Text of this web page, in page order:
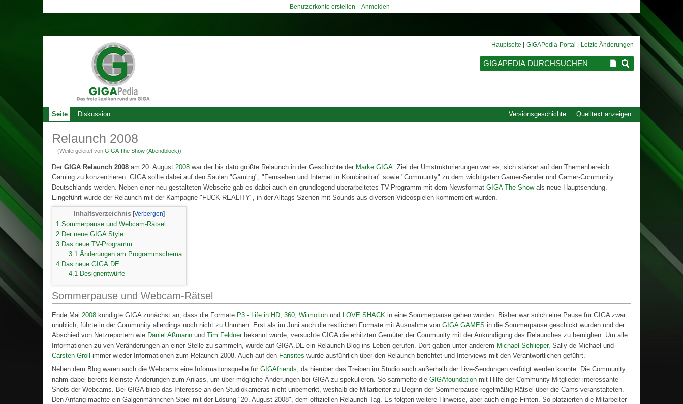
Relaunch 2008
(Weitergeleitet vonGIGA The Show (Abendblock))
Der GIGA Relaunch 2008 am 20. August 2008 war der bis dato größte Relaunch in der Geschichte der Marke GIGA. Ziel der Umstrukturierungen war es, sich stärker auf den Themenbereich
Gaming zu konzentrieren. GIGA sollte dabei auf den Säulen "Gaming", "Fernsehen und Internet in Kombination" sowie "Community" zu dem wichtigsten Gamer-Sender und Gamer-Community
Deutschlands werden. Neben einer neu gestalteten Webseite gab es dabei auch ein grundlegend überarbeitetes TV-Programm mit dem Newsformat GIGA The Showals neue Hauptsendung.
Eingeführt wurde der Relaunch mit der Kampagne "FUCK REALITY", in der Alltags-Szenen mit Sounds aus diversen Videospielen kommentiert wurden.
Inhaltsverzeichnis
1 Sommerpause und Webcam-Rätsel
2 Der neue GIGA Style
3 Das neue TV-Programm
3.1 Änderungen am Programmschema
4 Das neue GIGA.DE
4.1 Designentwürfe
Sommerpause und Webcam-Rätsel
Ende Mai 2008 kündigte GIGA zunächst an, dass die Formate P3 - Life in HD, 360, Wiimotion und LOVE SHACK in eine Sommerpause gehen würden. Bisher war solch eine Pause für GIGA zwar
unüblich, führte in der Community allerdings noch nicht zu Unruhen. Erst als im Juni auch die restlichen Formate mit Ausnahme von GIGA GAMES in die Sommerpause geschickt wurden und der
Abschied von Netzreportern wie Daniel Aßmann und Tim Feldnerbekannt wurde, versuchte GIGA die erhitzten Gemüter der Community mit der Ankündigung des Relaunches zu beruighen. Um alle
Informationen zu ven Veränderungen an einer Stelle zu sammeln, wurde auf GIGA.DE ein Relaunch-Blog ins Leben gerufen. Dort gaben unter anderem Michael Schlieper, Sally de Michael und
Carsten Groll
immer wieder Informationen zum Relaunch 2008. Auch auf den Fansites wurde ausführlich über den Relaunch berichtet und Interviews mit den Verantwortlichen geführt.
Neben dem Blog waren auch die Webcams eine Informationsquelle für GIGAfriends , da hierüber das Treiben im Studio auch außerhalb der Live-Sendungen verfolgt werden konnte. Die Community
nahm dabei bereits kleinste Änderungen zum Anlass, um über mögliche Änderungen bei GIGA zu spekulieren. So sammelte die GIGAfoundation mit Hilfe der Community-Mitglieder interessante
Shots der Webcams. Bei GIGA blieb das Interesse an den Studiokameras nicht unbemerkt, weshalb die Mitarbeiter zu Beginn der Sommerpause regelmäßig Rätsel über die Cams veranstalteten.
Den Anfang machte ein Galgenmännchen-Spiel mit der Lösung "20. August 2008", dem offiziellen Relaunch-Tag. Es folgten weitere Hinweise, aber auch einige Finten. So platzierten die Mitarbeiter
Seite Diskussion Quelltext anzeigen
Versionsgeschichte
Benutzerkonto erstellen Anmelden
Hauptseite GIGAPedia-Portal Letzte Änderungen